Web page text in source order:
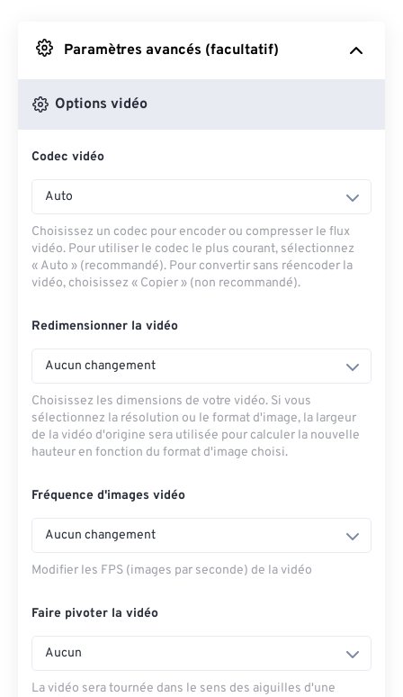
Depuis Google Drive
Depuis OneDrive
Paramètres avancés (facultatif)
Options vidéo
Codec vidéo
Auto
Choisissez un codec pour encoder ou compresser le flux
vidéo. Pour utiliser le codec le plus courant, sélectionnez
« Auto » (recommandé). Pour convertir sans réencoder la
vidéo, choisissez « Copier » (non recommandé).
Redimensionner la vidéo
Aucun changement
Choisissez les dimensions de votre vidéo. Si vous
sélectionnez la résolution ou le format d'image, la largeur
de la vidéo d'origine sera utilisée pour calculer la nouvelle
hauteur en fonction du format d'image choisi.
Fréquence d'images vidéo
Aucun changement
Modifier les FPS (images par seconde) de la vidéo
Faire pivoter la vidéo
Aucun
La vidéo sera tournée dans le sens des aiguilles d'une